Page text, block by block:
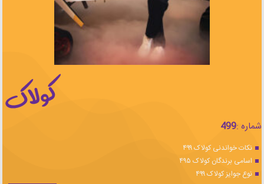
شماره :499
نکات خواندنی کولاک ۴۹۹
اسامی برندگان کولاک ۴۹۵
نوع جوایز کولاک ۴۹۹